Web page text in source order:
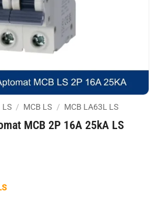
LS / MCB LS / MCB LA63L LS
MCB 2P 16A 25kA LS